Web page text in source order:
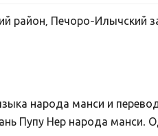
район, Печоро-Илычский
народа манси и
Пупу Нер народа манси.